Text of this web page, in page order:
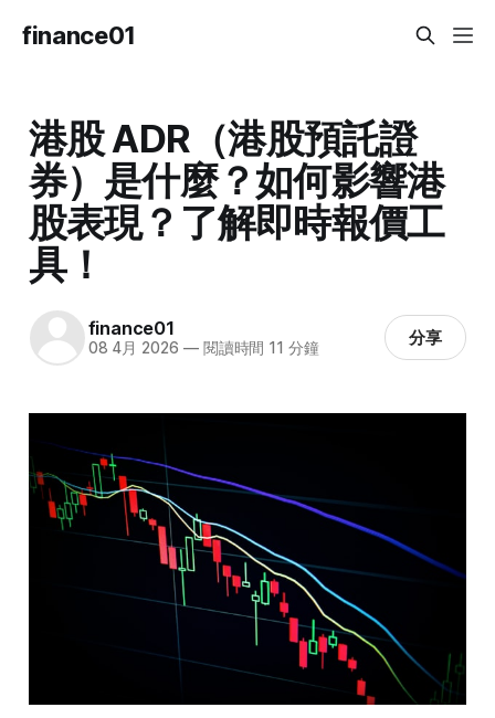
finance01
港股 ADR（港股預託證
券）是什麼？如何影響港
股表現？了解即時報價工
具！
finance01
08 4月 2026 —閱讀時間 11 分鐘 分享